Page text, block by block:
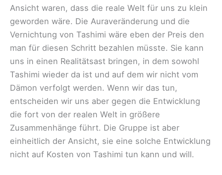
Ansicht waren, dass die reale Welt für uns zu klein
geworden wäre. Die Auraveränderung und die
Vernichtung von Tashimi wäre eben der Preis den
man für diesen Schritt bezahlen müsste. Sie kann
uns in einen Realitätsast bringen, in dem sowohl
Tashimi wieder da ist und auf dem wir nicht vom
Dämon verfolgt werden. Wenn wir das tun,
entscheiden wir uns aber gegen die Entwicklung
die fort von der realen Welt in größere
Zusammenhänge führt. Die Gruppe ist aber
einheitlich der Ansicht, sie eine solche Entwicklung
nicht auf Kosten von Tashimi tun kann und will.